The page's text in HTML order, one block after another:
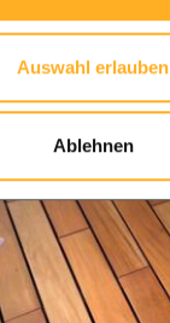
Auswahl erlauben
Ablehnen